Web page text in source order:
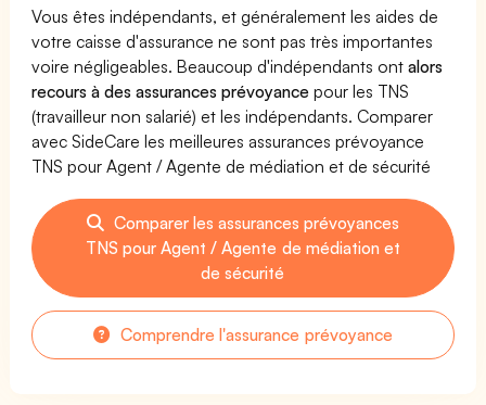
Vous êtes indépendants, et généralement les aides de
votre caisse d'assurance ne sont pas très importantes
voire négligeables. Beaucoup d'indépendants ontalors
recours à des assurances prévoyance pour les TNS
(travailleur non salarié) et les indépendants. Comparer
avec SideCare les meilleures assurances prévoyance
TNS pour Agent / Agente de médiation et de sécurité
Comparer les assurances prévoyances
TNS pour Agent / Agente de médiation et
de sécurité
Comprendre l'assurance prévoyance